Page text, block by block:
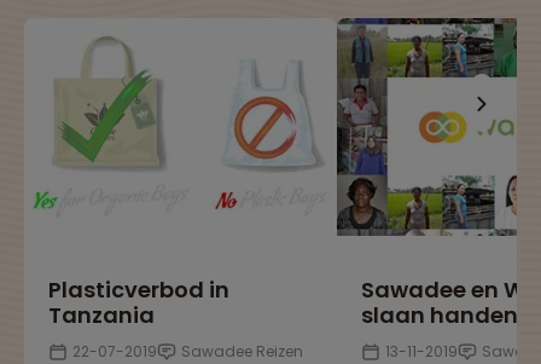
Plasticverbod in
Tanzania
22-07-2019 Sawadee Reizen
Sawadee en
slaan handen
13-11-2019